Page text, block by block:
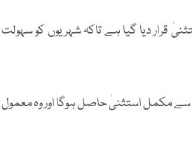
قرار دیا گیا ہے تاکہ شہریوں کو سہولت
سے مکمل استثنیٰ حاصل ہوگا اور وہ معمول